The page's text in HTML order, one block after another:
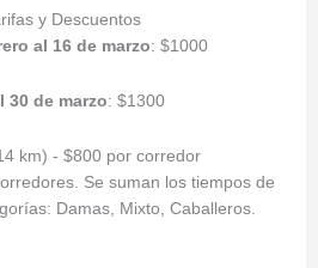
y Descuentos
al 16 de marzo: $1000
30 de marzo: $1300
km) - $800 por corredor
Se suman los tiempos de
Damas, Mixto, Caballeros.